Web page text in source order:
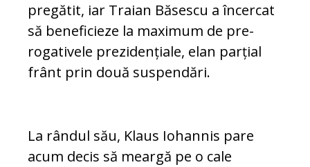
pregătit, iar Traian Băsescu a în­cer­cat
să beneficieze la maximum de pre­
rogativele prezidențiale, elan parțial
frânt prin două suspendări.
La rândul său, Klaus Iohannis pare
acum decis să meargă pe o cale